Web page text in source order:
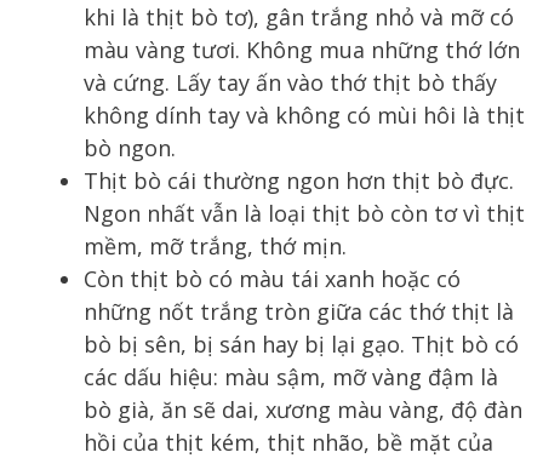
khi là thịt bò tơ), gân trắng nhỏ và mỡ có
màu vàng tươi. Không mua những thớ lớn
và cứng. Lấy tay ấn vào thớ thịt bò thấy
không dính tay và không có mùi hôi là thịt
bò ngon.
Thịt bò cái thường ngon hơn thịt bò đực.
Ngon nhất vẫn là loại thịt bò còn tơ vì thịt
mềm, mỡ trắng, thớ mịn.
Còn thịt bò có màu tái xanh hoặc có
những nốt trắng tròn giữa các thớ thịt là
bò bị sên, bị sán hay bị lại gạo. Thịt bò có
các dấu hiệu: màu sậm, mỡ vàng đậm là
bò già, ăn sẽ dai, xương màu vàng, độ đàn
hồi của thịt kém, thịt nhão, bề mặt của